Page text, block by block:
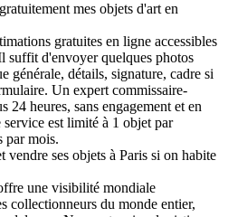
mes objets d'art en
gratuites en ligne accessibles
suffit d'envoyer quelques photos
générale, détails, signature, cadre si
Un expert commissaire-
24 heures, sans engagement et en
est limité à 1 objet par
par mois.
vendre ses objets à Paris si on habite
une visibilité mondiale
collectionneurs du monde entier,